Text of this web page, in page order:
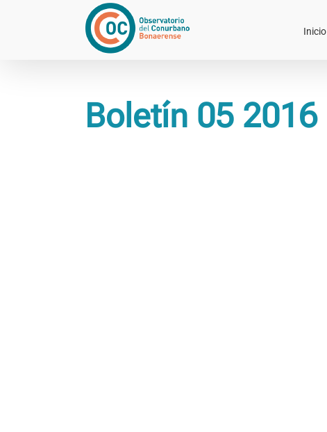
Inicio
Boletín 05 2016